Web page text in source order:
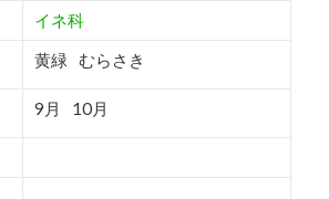
イネ科
黄緑 むらさき
9月 10月